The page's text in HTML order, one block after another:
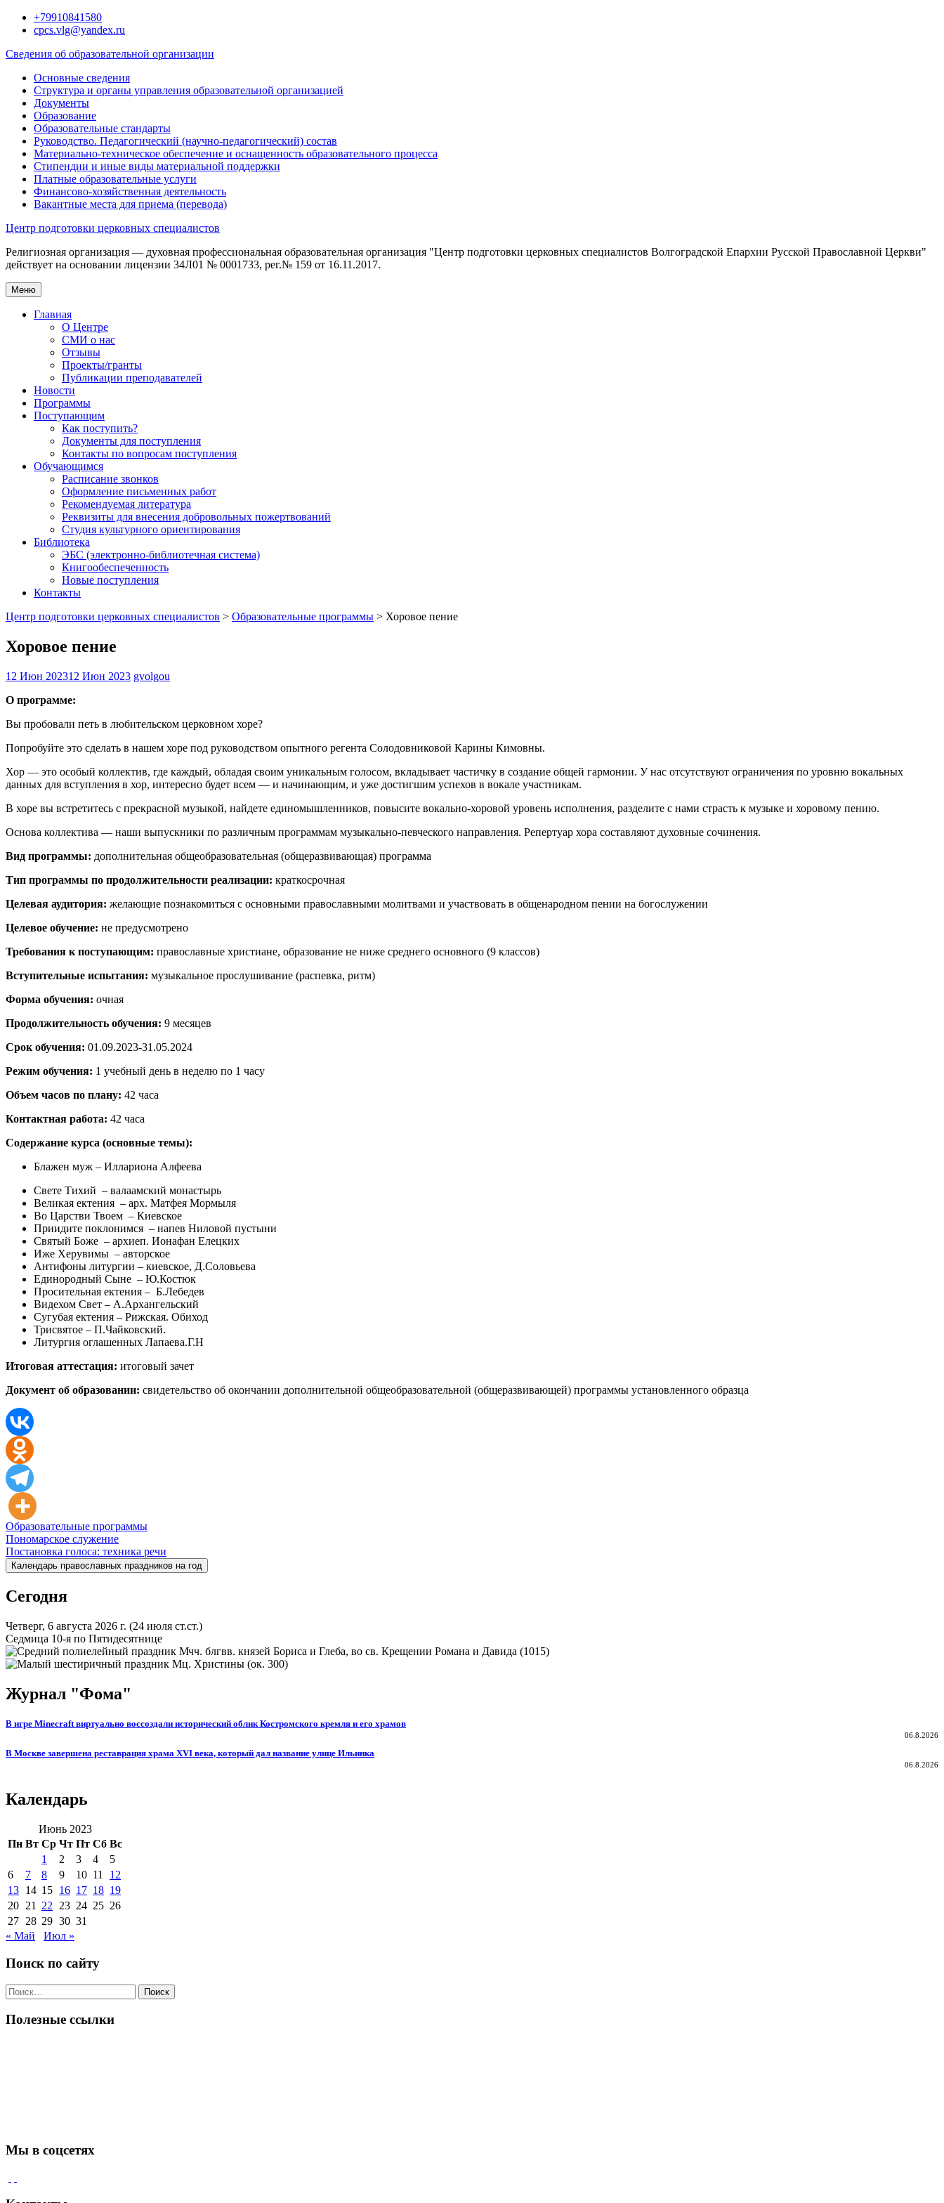
Перейти+79910841580
cpcs.vlg@yandex.ru
Сведения об образовательной организации
Основные сведения
Структура и органы управления образовательной организацией
Документы
Образование
Образовательные стандарты
Руководство. Педагогический (научно-педагогический) состав
Материально-техническое обеспечение и оснащенность образовательного процесса
Стипендии и иные виды материальной поддержки
Платные образовательные услуги
Финансово-хозяйственная деятельность
Вакантные места для приема (перевода)
Центр подготовки церковных специалистов
Религиозная организация — духовная профессиональная образовательная организация "Центр подготовки церковных специалистов Волгоградской Eпархии Русской Православной Церкви"
действует на основании лицензии 34Л01 № 0001733, рег.№ 159 от 16.11.2017.
Меню
Главная
О Центре
СМИ о нас
Отзывы
Проекты/гранты
Публикации преподавателей
Новости
Программы
Поступающим
Как поступить?
Документы для поступления
Контакты по вопросам поступления
Обучающимся
Расписание звонков
Оформление письменных работ
Рекомендуемая литература
Реквизиты для внесения добровольных пожертвований
Студия культурного ориентирования
Библиотека
ЭБС (электронно-библиотечная система)
Книгообеспеченность
Новые поступления
Контакты
Центр подготовки церковных специалистов > Образовательные программы > Хоровое пение
Хоровое пение
12 Июн 202312 Июн 2023 gvolgou
О программе:
Вы пробовали петь в любительском церковном хоре?
Попробуйте это сделать в нашем хоре под руководством опытного регента Солодовниковой Карины Кимовны.
Хор — это особый коллектив, где каждый, обладая своим уникальным голосом, вкладывает частичку в создание общей гармонии. У нас отсутствуют ограничения по уровню вокальных
данных для вступления в хор, интересно будет всем — и начинающим, и уже достигшим успехов в вокале участникам.
В хоре вы встретитесь с прекрасной музыкой, найдете единомышленников, повысите вокально-хоровой уровень исполнения, разделите с нами страсть к музыке и хоровому пению.
Основа коллектива — наши выпускники по различным программам музыкально-певческого направления. Репертуар хора составляют духовные сочинения.
Вид программы: дополнительная общеобразовательная (общеразвивающая) программа
Тип программы по продолжительности реализации: краткосрочная
Целевая аудитория: желающие познакомиться с основными православными молитвами и участвовать в общенародном пении на богослужении
Целевое обучение: не предусмотрено
Требования к поступающим: православные христиане, образование не ниже среднего основного (9 классов)
Вступительные испытания: музыкальное прослушивание (распевка, ритм)
Форма обучения: очная
Продолжительность обучения: 9 месяцев
Срок обучения: 01.09.2023-31.05.2024
Режим обучения: 1 учебный день в неделю по 1 часу
Объем часов по плану: 42 часа
Контактная работа: 42 часа
Содержание курса (основные темы):
Блажен муж – Иллариона Алфеева
Свете Тихий – валаамский монастырь
Великая ектения – арх. Матфея Мормыля
Во Царстви Твоем – Киевское
Приидите поклонимся – напев Ниловой пустыни
Святый Боже – архиеп. Ионафан Елецких
Иже Херувимы – авторское
Антифоны литургии – киевское, Д.Соловьева
Единородный Сыне – Ю.Костюк
Просительная ектения – Б.Лебедев
Видехом Свет – А.Архангельский
Сугубая ектения – Рижская. Обиход
Трисвятое – П.Чайковский.
Литургия оглашенных Лапаева.Г.Н
Итоговая аттестация: итоговый зачет
Документ об образовании: свидетельство об окончании дополнительной общеобразовательной (общеразвивающей) программы установленного образца
Образовательные программы
Навигация
по
записям
Пономарское служение
Постановка голоса: техника речи
Календарь православных праздников на год
Сегодня
Четверг, 6 августа 2026 г. (24 июля ст.ст.)
Седмица 10-я по Пятидесятнице
Мчч. блгвв. князей Бориса и Глеба, во св. Крещении Романа и Давида (1015)
Мц. Христины (ок. 300)
Журнал "Фома"
В игре Minecraft виртуально воссоздали исторический облик Костромского кремля и его храмов
06.8.2026
В Москве завершена реставрация храма XVI века, который дал название улице Ильинка
06.8.2026
Календарь
Июнь 2023
Пн Вт Ср Чт Пт Сб Вс
1
2 3 4
5
6
7 8 9 10 11
12
13 14 15 16 17 18 19
20 21 22 23 24 25 26
27 28 29 30 31
« Май
Июл »
Поиск по сайту
Поиск
по:
Полезные ссылки
Мы в соцсетях